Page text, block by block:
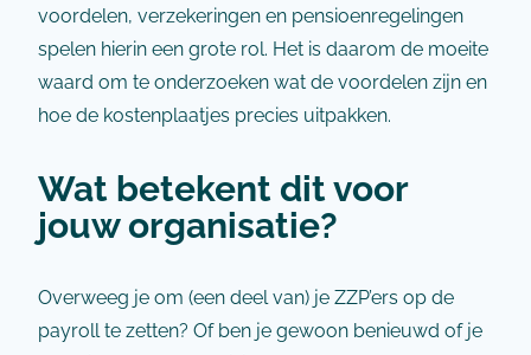
voordelen, verzekeringen en pensioenregelingen
spelen hierin een grote rol. Het is daarom de moeite
waard om te onderzoeken wat de voordelen zijn en
hoe de kostenplaatjes precies uitpakken.
Wat betekent dit voor
jouw organisatie?
Overweeg je om (een deel van) je ZZP’ers op de
payroll te zetten? Of ben je gewoon benieuwd of je